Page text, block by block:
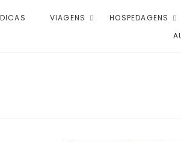
DICAS VIAGENS HOSPEDAGENS